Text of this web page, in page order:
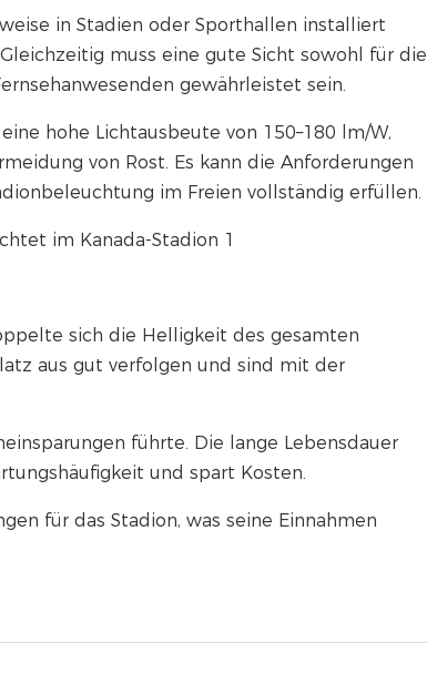
in Stadien oder Sporthallen installiert
muss eine gute Sicht sowohl für die
gewährleistet sein.
hohe Lichtausbeute von 150–180 lm/W,
von Rost. Es kann die Anforderungen
im Freien vollständig erfüllen.
sich die Helligkeit des gesamten
aus gut verfolgen und sind mit der
führte. Die lange Lebensdauer
und spart Kosten.
für das Stadion, was seine Einnahmen